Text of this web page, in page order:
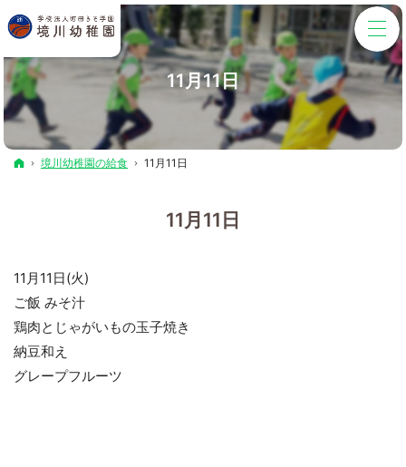
11月11日
ホーム
境川幼稚園の給食 11月11日
11月11日
11月11日(火)
ご飯 みそ汁
鶏肉とじゃがいもの玉子焼き
納豆和え
グレープフルーツ